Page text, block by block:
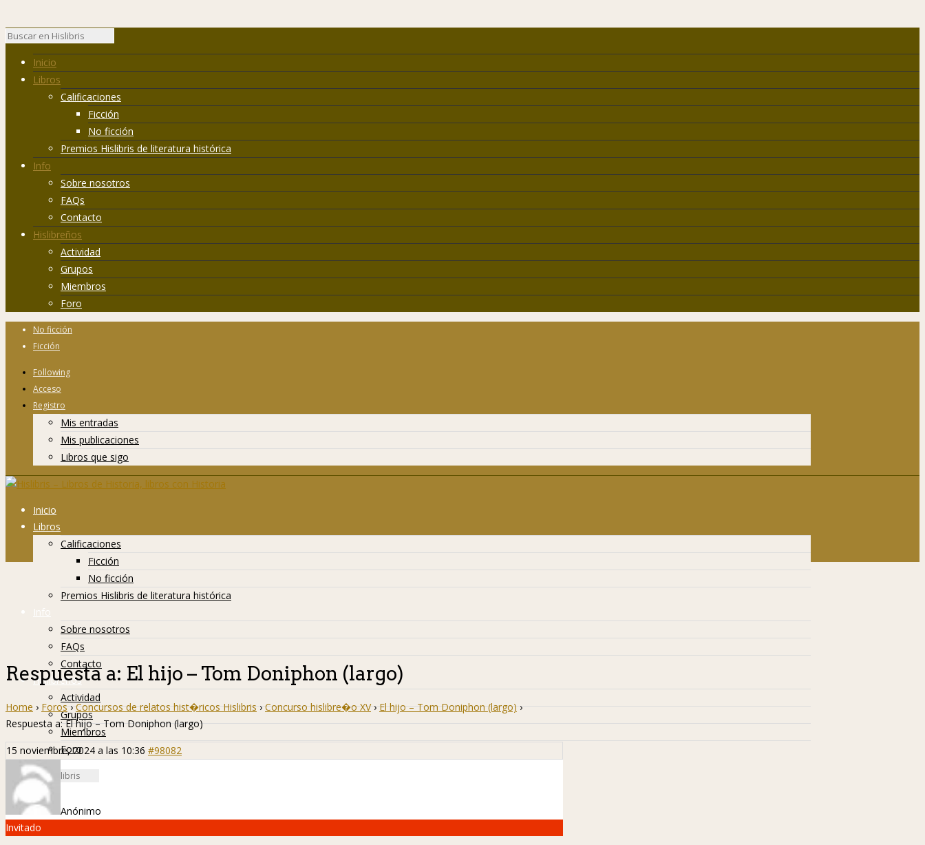
Inicio
Libros
Calificaciones
Ficción
No ficción
Premios Hislibris de literatura histórica
Info
Sobre nosotros
FAQs
Contacto
Hislibreños
Actividad
Grupos
Miembros
Foro
No ficción
Ficción
Following
Acceso
Registro
Mis entradas
Mis publicaciones
Libros que sigo
Inicio
Libros
Calificaciones
Ficción
No ficción
Premios Hislibris de literatura histórica
Info
Sobre nosotros
FAQs
Contacto
Hislibreños
Actividad
Grupos
Miembros
Foro
Respuesta a: El hijo – Tom Doniphon (largo)
Home › Foros › Concursos de relatos hist�ricos Hislibris › Concurso hislibre�o XV › El hijo – Tom Doniphon (largo) ›
Respuesta a: El hijo – Tom Doniphon (largo)
15 noviembre, 2024 a las 10:36 #98082
Anónimo
Invitado